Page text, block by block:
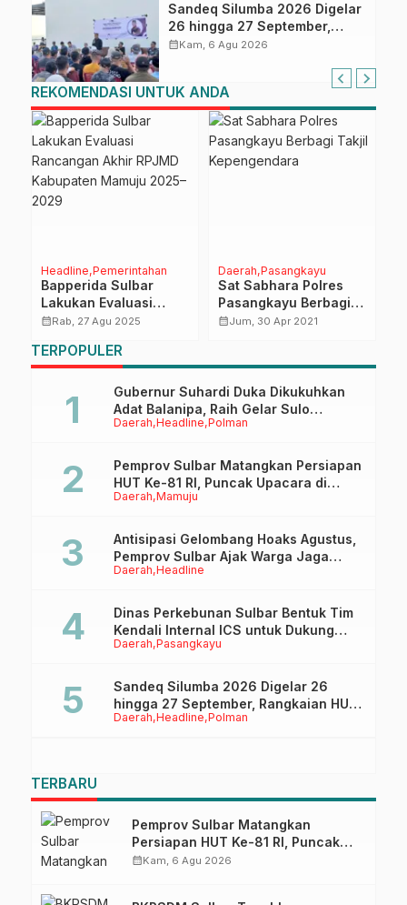
Sandeq Silumba 2026 Digelar
26 hingga 27 September,
Rangkaian HUT Sulbar
calendar_monthKam, 6 Agu 2026
REKOMENDASI UNTUK ANDA
Headline Pemerintahan
Bapperida Sulbar
Lakukan Evaluasi
Rancangan Akhir
Mamuju 2025–2029
calendar_monthRab, 27 Agu 2025
Daerah Pasangkayu
Sat Sabhara Polres
Pasangkayu Berbagi
Takjil Kepengendara
calendar_monthJum, 30 Apr 2021
TERPOPULER
Daerah Headline Polman
Gubernur Suhardi Duka Dikukuhkan
Adat Balanipa, Raih Gelar Sulo
Tappidena
Daerah Mamuju
Pemprov Sulbar Matangkan Persiapan
HUT Ke-81 RI, Puncak Upacara di
Lapangan Ahmad Kirang
Daerah Headline
Antisipasi Gelombang Hoaks Agustus,
Pemprov Sulbar Ajak Warga Jaga
Ruang Digital
Daerah Pasangkayu
Dinas Perkebunan Sulbar Bentuk Tim
Kendali Internal ICS untuk Dukung
Sertifikasi ISPO Pekebun di
Daerah Headline Polman
Sandeq Silumba 2026 Digelar 26
hingga 27 September, Rangkaian HUT
Sulbar
TERBARU
Pemprov Sulbar Matangkan
Persiapan HUT Ke-81 RI, Puncak
Upacara di Lapangan Ahmad
calendar_monthKam, 6 Agu 2026